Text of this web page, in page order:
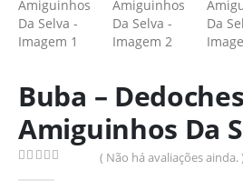
Buba – Dedoches
Amiguinhos Da
( Não há avaliações ainda.